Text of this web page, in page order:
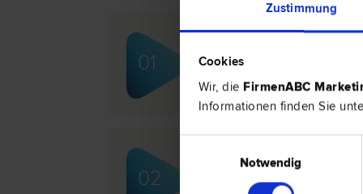
Zustimmung
Cookies
Wir, die FirmenABC
Informationen finden Sie
Notwendig
01 Gesellschafts­recht |
02
Mag. Sebastian KLACKL
Scheidungs­recht | Familien­recht